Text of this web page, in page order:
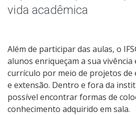
Editais Externos
vida acadêmica
Além de participar das aulas, o
alunos enriqueçam a sua vivência
currículo por meio de projetos de
e extensão. Dentro e fora da
possível encontrar formas de
conhecimento adquirido em sala.